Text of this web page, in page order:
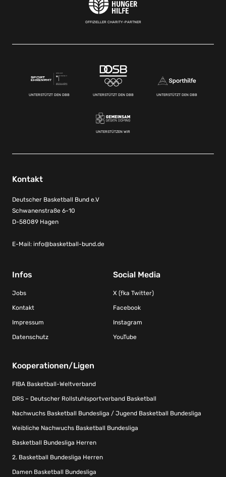
OFFIZIELLER CHARITY-PARTNER
UNTERSTÜTZT DEN DBB UNTERSTÜTZT DEN DBB UNTERSTÜTZT DEN DBB
UNTERSTÜTZEN WIR
Kontakt
Deutscher Basketball Bund e.V
Schwanenstraße 6-10
D-58089 Hagen
E-Mail: info@basketball-bund.de
Infos
Jobs
Kontakt
Impressum
Datenschutz
Social Media
X (fka Twitter)
Facebook
Instagram
YouTube
Kooperationen/Ligen
FIBA Basketball-Weltverband
DRS – Deutscher Rollstuhlsportverband Basketball
Nachwuchs Basketball Bundesliga / Jugend Basketball Bundesliga
Weibliche Nachwuchs Basketball Bundesliga
Basketball Bundesliga Herren
2. Basketball Bundesliga Herren
Damen Basketball Bundesliga